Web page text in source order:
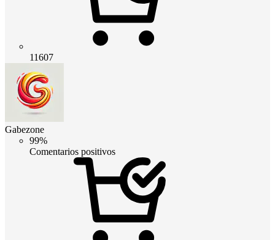
11607
Gabezone
99%
Comentarios positivos